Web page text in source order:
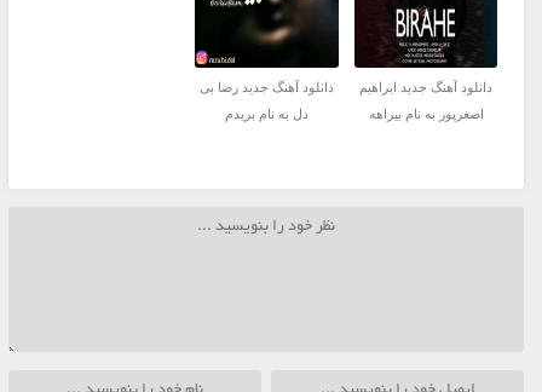
دانلود آهنگ جدید ابراهیم
اصغرپور به نام بیراهه
دانلود آهنگ جدید رضا بی
دل به نام بریدم